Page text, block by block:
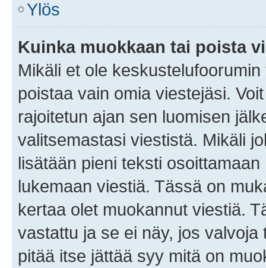
Ylös
Kuinka muokkaan tai poista
Mikäli et ole
poistaa vain omia viestejäsi.
rajoitetun ajan sen luomisen
valitsemastasi viestistä. Mikäli
lisätään pieni teksti
lukemaan viestiä. Tässä on
kertaa olet muokannut viestiä.
vastattu ja se ei näy, jos
pitää itse jättää syy mitä on